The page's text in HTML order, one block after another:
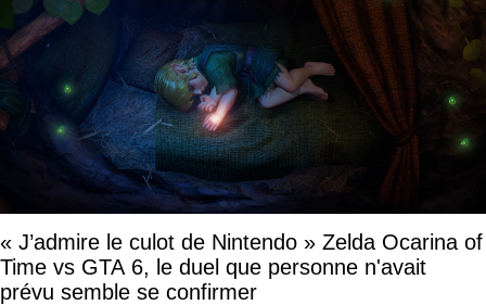
« J’admire le culot de Nintendo » Zelda Ocarina of
Time vs GTA 6, le duel que personne n'avait
prévu semble se confirmer